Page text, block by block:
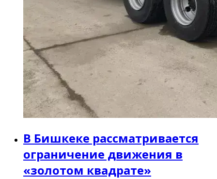
В Бишкеке рассматривается
ограничение движения в
«золотом квадрате»